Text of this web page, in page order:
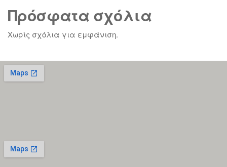
Πρόσφατα σχόλια
Χωρίς σχόλια για εμφάνιση.